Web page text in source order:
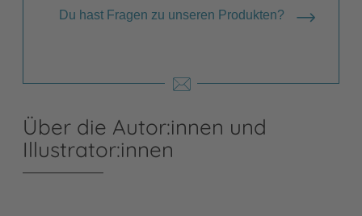
Du hast Fragen zu unseren Produkten?
Über die Autor:innen und
Illustrator:innen